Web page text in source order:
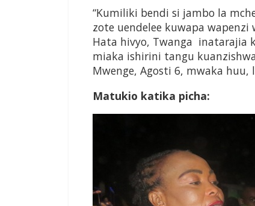
“Kumiliki bendi si jambo la
zote uendelee kuwapa wapenzi
Hata hivyo, Twanga inatarajia
miaka ishirini tangu
Mwenge, Agosti 6, mwaka huu,
Matukio katika picha: